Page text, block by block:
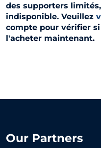
des supporters
indisponible. Veuillez
compte pour vérifier
l'acheter maintenant.
Our Partners